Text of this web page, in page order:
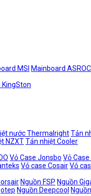
MSI Mainboard
KingSton
nước ThermalrightTản
NZXTTản nhiệt Cooler
Vỏ Case Jonsbo Vỏ
Vỏ case CosairVỏ
Nguồn FSP Nguồn
Nguồn Deepcool